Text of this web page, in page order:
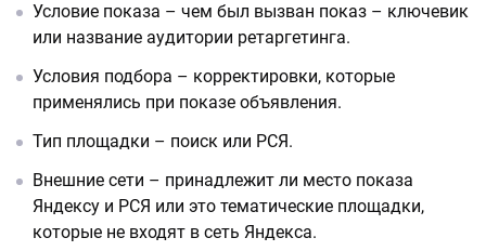
Условие показа – чем был вызван показ – ключевик
или название аудитории ретаргетинга.
Условия подбора – корректировки, которые
применялись при показе объявления.
Тип площадки – поиск или РСЯ.
Внешние сети – принадлежит ли место показа
Яндексу и РСЯ или это тематические площадки,
которые не входят в сеть Яндекса.